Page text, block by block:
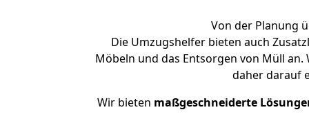
Von der Planung
Die Umzugshelfer bieten auch
Möbeln und das Entsorgen von Müll
daher darauf
Wir bieten maßgeschneiderte